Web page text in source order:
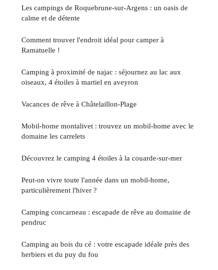
Les campings de Roquebrune-sur-Argens : un oasis de
calme et de détente
Comment trouver l'endroit idéal pour camper à
Ramatuelle !
Camping à proximité de najac : séjournez au lac aux
oiseaux, 4 étoiles à martiel en aveyron
Vacances de rêve à Châtelaillon-Plage
Mobil-home montalivet : trouvez un mobil-home avec le
domaine les carrelets
Découvrez le camping 4 étoiles à la couarde-sur-mer
Peut-on vivre toute l'année dans un mobil-home,
particulièrement l'hiver ?
Camping concarneau : escapade de rêve au domaine de
pendruc
Camping au bois du cé : votre escapade idéale près des
herbiers et du puy du fou